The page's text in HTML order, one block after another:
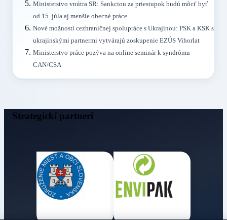
Ministerstvo vnútra SR: Sankciou za priestupok budú môcť byť
od 15. júla aj menšie obecné práce
Nové možnosti cezhraničnej spolupráce s Ukrajinou: PSK a KSK s
ukrajinskými partnermi vytvárajú zoskupenie EZÚS Vihorlat
Ministerstvo práce pozýva na online seminár k syndrómu
CAN/CSA
Strategickí partneri